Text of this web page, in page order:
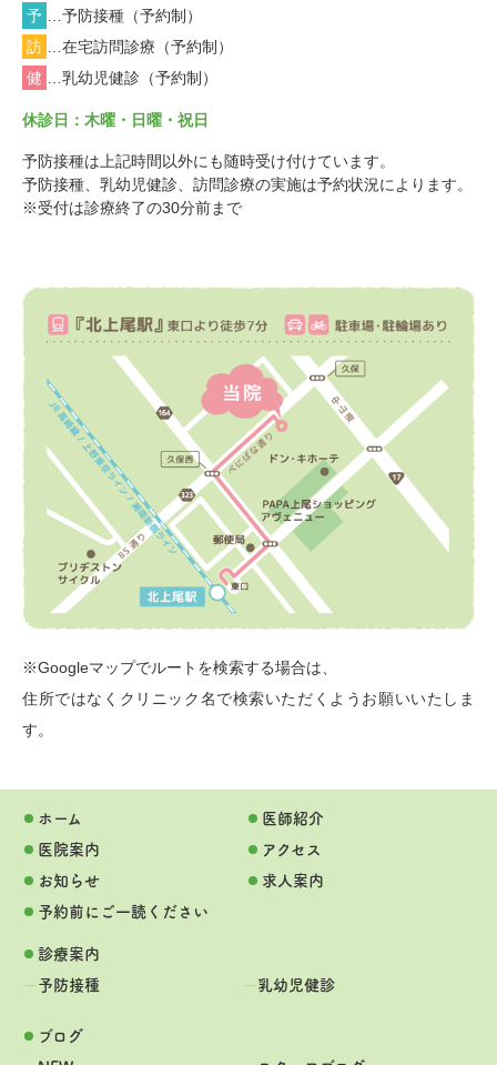
予
…予防接種（予約制）
訪
…在宅訪問診療（予約制）
健
…乳幼児健診（予約制）
休診日：木曜・日曜・祝日
予防接種は上記時間以外にも随時受け付けています。
予防接種、乳幼児健診、訪問診療の実施は予約状況によります。
※受付は診療終了の30分前まで
※Googleマップでルートを検索する場合は、
住所ではなくクリニック名で検索いただくようお願いいたしま
す。
ホーム
医師紹介
医院案内
アクセス
お知らせ
求人案内
予約前にご一読ください
診療案内
予防接種
乳幼児健診
ブログ